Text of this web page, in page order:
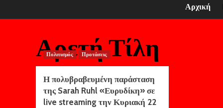
Αρχική
Αρετή Τίλη
Πολιτισμός Προτάσεις
Η πολυβραβευμένη παράσταση
της Sarah Ruhl «Ευρυδίκη» σε
live streaming την Κυριακή 22